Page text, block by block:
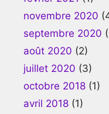
novembre 2020
septembre 2020
août 2020 (2)
juillet 2020 (3)
octobre 2018 (1)
avril 2018 (1)